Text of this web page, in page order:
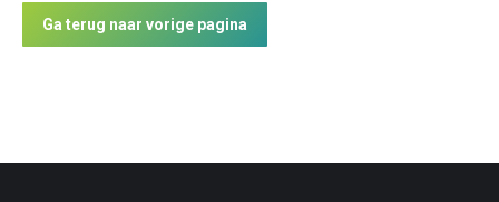
Ga terug naar vorige pagina